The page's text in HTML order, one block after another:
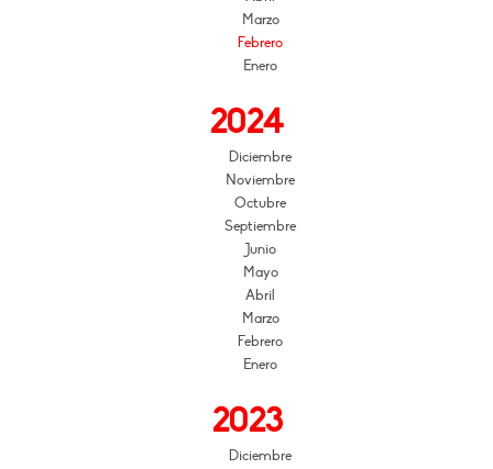
Marzo
Febrero
Enero
2024
Diciembre
Noviembre
Octubre
Septiembre
Junio
Mayo
Abril
Marzo
Febrero
Enero
2023
Diciembre